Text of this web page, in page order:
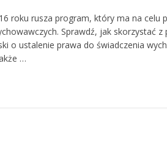
roku rusza program, który ma na celu
Sprawdź, jak skorzystać
o ustalenie prawa do świadczenia
…